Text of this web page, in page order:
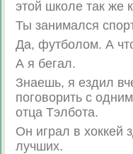
этой школе так же
Ты занимался
Да, футболом. А
А я бегал.
Знаешь, я ездил
поговорить с
отца Тэлбота.
Он играл в хоккей
лучших.